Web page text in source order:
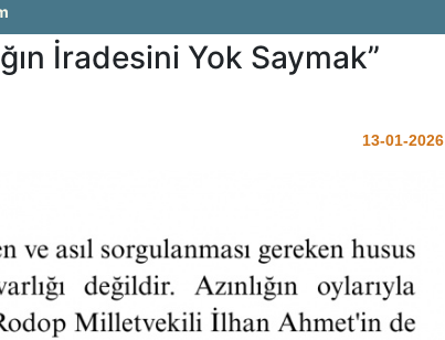
İradesini Yok Saymak”
13-01-2026